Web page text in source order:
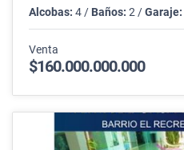
Alcobas: 4 / Baños: 2 /Garaje:
Venta
$160.000.000.000